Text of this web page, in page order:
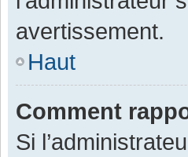
avertissement.
Haut
Comment
Si